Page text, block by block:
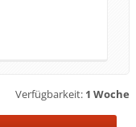
Verfügbarkeit: 1 Woche